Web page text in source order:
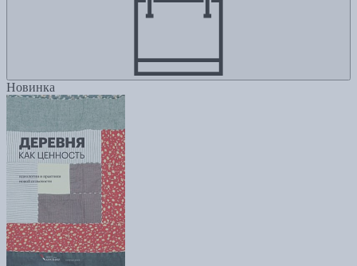
Новинка